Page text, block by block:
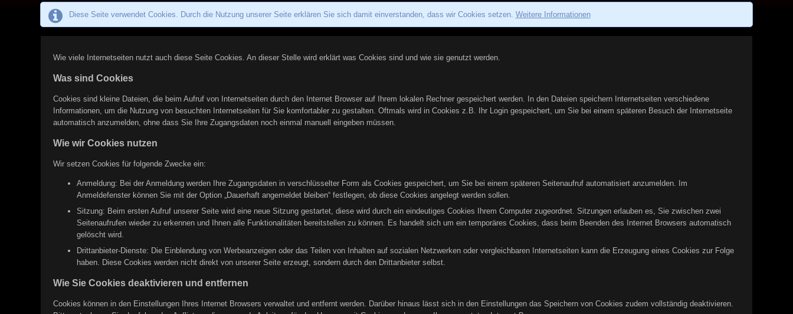
Diese Seite verwendet Cookies. Durch die Nutzung unserer Seite erklären Sie sich damit einverstanden, dass wir Cookies setzen. Weitere Informationen
Wie viele Internetseiten nutzt auch diese Seite Cookies. An dieser Stelle wird erklärt was Cookies sind und wie sie genutzt werden.
Was sind Cookies
Cookies sind kleine Dateien, die beim Aufruf von Internetseiten durch den Internet Browser auf Ihrem lokalen Rechner gespeichert werden. In den Dateien speichern Internetseiten verschiedene
Informationen, um die Nutzung von besuchten Internetseiten für Sie komfortabler zu gestalten. Oftmals wird in Cookies z.B. Ihr Login gespeichert, um Sie bei einem späteren Besuch der Internetseite
automatisch anzumelden, ohne dass Sie Ihre Zugangsdaten noch einmal manuell eingeben müssen.
Wie wir Cookies nutzen
Wir setzen Cookies für folgende Zwecke ein:
Anmeldung: Bei der Anmeldung werden Ihre Zugangsdaten in verschlüsselter Form als Cookies gespeichert, um Sie bei einem späteren Seitenaufruf automatisiert anzumelden. Im
Anmeldefenster können Sie mit der Option „Dauerhaft angemeldet bleiben“ festlegen, ob diese Cookies angelegt werden sollen.
Sitzung: Beim ersten Aufruf unserer Seite wird eine neue Sitzung gestartet, diese wird durch ein eindeutiges Cookies Ihrem Computer zugeordnet. Sitzungen erlauben es, Sie zwischen zwei
Seitenaufrufen wieder zu erkennen und Ihnen alle Funktionalitäten bereitstellen zu können. Es handelt sich um ein temporäres Cookies, dass beim Beenden des Internet Browsers automatisch
gelöscht wird.
Drittanbieter-Dienste: Die Einblendung von Werbeanzeigen oder das Teilen von Inhalten auf sozialen Netzwerken oder vergleichbaren Internetseiten kann die Erzeugung eines Cookies zur Folge
haben. Diese Cookies werden nicht direkt von unserer Seite erzeugt, sondern durch den Drittanbieter selbst.
Wie Sie Cookies deaktivieren und entfernen
Cookies können in den Einstellungen Ihres Internet Browsers verwaltet und entfernt werden. Darüber hinaus lässt sich in den Einstellungen das Speichern von Cookies zudem vollständig deaktivieren.